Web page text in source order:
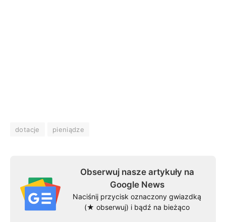
dotacje pieniądze
Obserwuj nasze artykuły na
Google News
Naciśnij przycisk oznaczony gwiazdką
(★ obserwuj) i bądź na bieżąco